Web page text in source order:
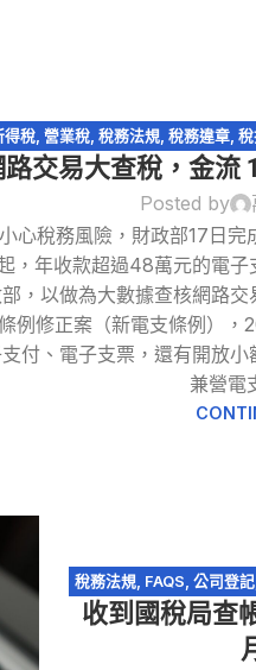
得稅, 營業稅, 稅務法規, 稅務違章,
路交易大查稅，金流
Posted by
心稅務風險，財政部17日
，年收款超過48萬元的電
，以做為大數據查核網路
例修正案（新電支條例），
付、電子支票，還有開放
兼營電
稅務法規, FAQS 公司登記,
業稅,稅務問答,稅務法規
網
收到國稅局查